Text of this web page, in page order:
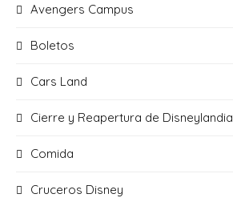
Avengers Campus
Boletos
Cars Land
Cierre y Reapertura de Disneylandia
Comida
Cruceros Disney